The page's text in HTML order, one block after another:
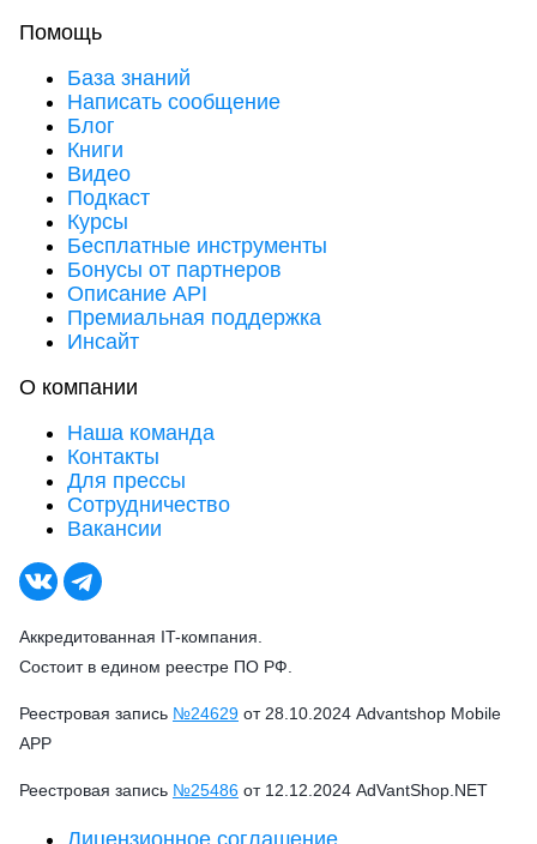
Помощь
База знаний
Написать сообщение
Блог
Книги
Видео
Подкаст
Курсы
Бесплатные инструменты
Бонусы от партнеров
Описание API
Премиальная поддержка
Инсайт
О компании
Наша команда
Контакты
Для прессы
Сотрудничество
Вакансии
Аккредитованная IT-компания.
Состоит в едином реестре ПО РФ.
Реестровая запись №24629 от 28.10.2024 Advantshop Mobile
APP
Реестровая запись №25486 от 12.12.2024 AdVantShop.NET
Лицензионное соглашение